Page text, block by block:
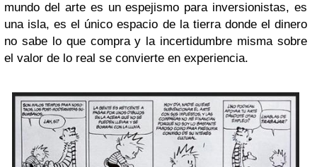
mundo del arte es un espejismo para inversionistas, es
una isla, es el único espacio de la tierra donde el dinero
no sabe lo que compra y la incertidumbre misma sobre
el valor de lo real se convierte en experiencia.